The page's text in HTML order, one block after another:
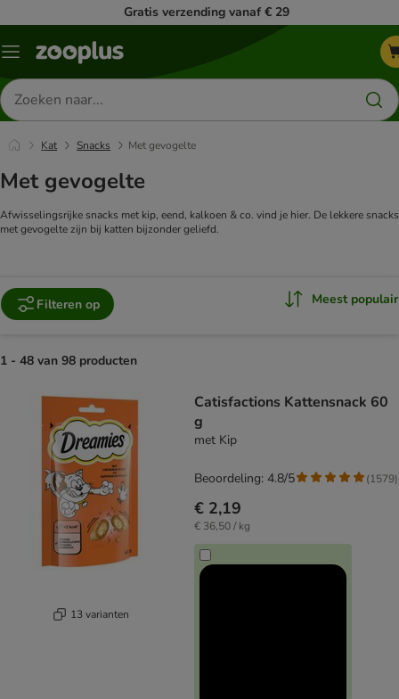
Gratis verzending vanaf € 29
Menu
Zoeken
naar
producten
Kat Snacks Met gevogelte
Met gevogelte
Afwisselingsrijke snacks met kip, eend, kalkoen & co. vind je hier. De lekkere snacks
met gevogelte zijn bij katten bijzonder geliefd.
Filteren op Meest populair
1 - 48 van 98 producten
13 varianten
Catisfactions Kattensnack 60
g
met Kip
€ 2,19
€ 36,50 / kg
Beoordeling: 4.8/5 (1579)